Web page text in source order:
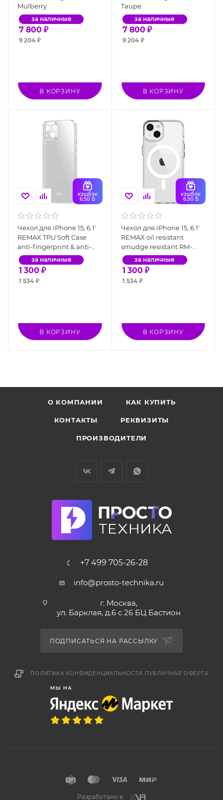
Mulberry
за наличные
7 800 ₽
9 204 ₽
В КОРЗИНУ
Taupe
за наличные
7 800 ₽
9 204 ₽
В КОРЗИНУ
кэшбэк
6.50 Б
Чехол для iPhone 15, 6.1'
REMAX TPU Soft Case
anti-fingerprint & anti-
sweat RM-1692
за наличные
1 300 ₽
1 534 ₽
В КОРЗИНУ
кэшбэк
6.50 Б
Чехол для iPhone 15, 6.1'
REMAX oil resistant
smudge resistant RM-
1690за наличные
1 300 ₽
1 534 ₽
В КОРЗИНУ
О КОМПАНИИ КАК КУПИТЬ
КОНТАКТЫ РЕКВИЗИТЫ
ПРОИЗВОДИТЕЛИ
+7 499 705-26-28
info@prosto-technika.ru
г. Москва,
ул. Барклая, д.6 с 26 БЦ Бастион
ПОДПИСАТЬСЯ НА РАССЫЛКУ
ПОЛИТИКА КОНФИДЕНЦИАЛЬНОСТИ ПУБЛИЧНАЯ ОФЕРТА
Разработано в